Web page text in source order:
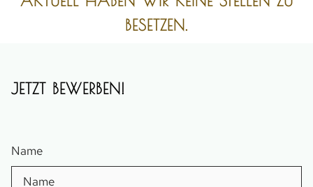
BESETZEN.
JETZT BEWERBEN!
Name